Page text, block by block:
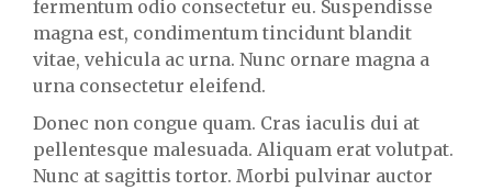
fermentum odio consectetur eu. Suspendisse
magna est, condimentum tincidunt blandit
vitae, vehicula ac urna. Nunc ornare magna a
urna consectetur eleifend.
Donec non congue quam. Cras iaculis dui at
pellentesque malesuada. Aliquam erat volutpat.
Nunc at sagittis tortor. Morbi pulvinar auctor